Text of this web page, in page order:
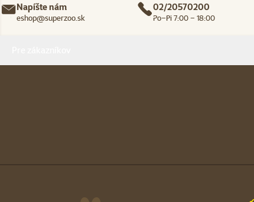
Napíšte nám
eshop@superzoo.sk
02/20570200
Po–Pi 7:00 – 18:00